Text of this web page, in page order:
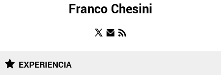
Franco Chesini
EXPERIENCIA